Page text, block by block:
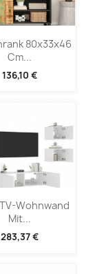
80x33x46
Cm...
136,10 €
Wohnwand
Mit...
283,37 €